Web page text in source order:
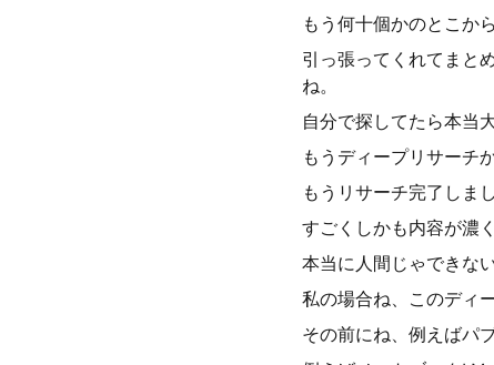
もう何十個かのとこか
引っ張ってくれてまと
ね。
自分で探してたら本当
もうディープリサーチ
もうリサーチ完了しま
すごくしかも内容が濃
本当に人間じゃできな
私の場合ね、このディ
その前にね、例えばパ